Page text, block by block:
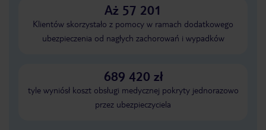
Aż 57 201
Klientów skorzystało z pomocy w ramach dodatkowego
ubezpieczenia od nagłych zachorowań i wypadków
689 420 zł
tyle wyniósł koszt obsługi medycznej pokryty jednorazowo
przez ubezpieczyciela